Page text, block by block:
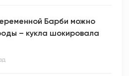
Барби можно
– кукла шокировала